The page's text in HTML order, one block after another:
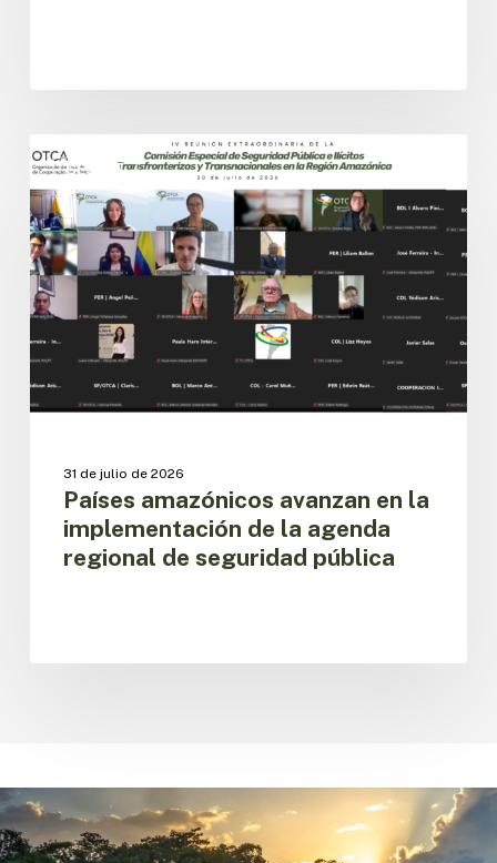
CESPIT
amazónicos
avanzan
en
la
implementación
de
la
agenda
regional
de
seguridad
31 de julio de 2026
Países amazónicos avanzan en la
implementación de la agenda
regional de seguridad pública